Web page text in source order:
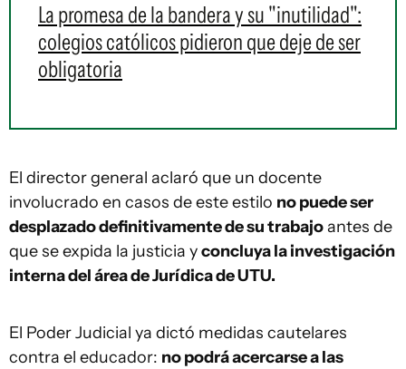
La promesa de la bandera y su "inutilidad":
colegios católicos pidieron que deje de ser
obligatoria
El director general aclaró que un docente
involucrado en casos de este estilo no puede ser
desplazado definitivamente de su trabajoantes de
que se expida la justicia yconcluya la investigación
interna del área de Jurídica de UTU.
El Poder Judicial ya dictó medidas cautelares
contra el educador: no podrá acercarse a las